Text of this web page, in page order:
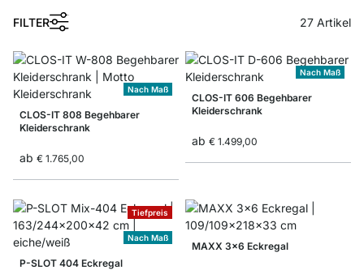
FILTER
1
27 Artikel
Nach Maß
CLOS-IT 808 Begehbarer
Kleiderschrank
ab € 1.765,00
Nach Maß
CLOS-IT 606 Begehbarer
Kleiderschrank
ab € 1.499,00
Tiefpreis
Nach Maß
P-SLOT 404 Eckregal
MAXX 3x6 Eckregal